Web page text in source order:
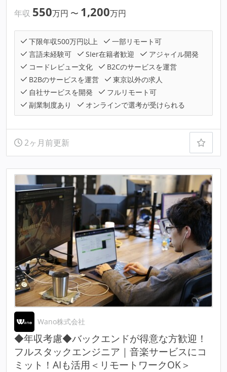
年収 550万円 〜 1,200万円
下限年収500万円以上
一部リモート可
言語未経験可
SIer在籍者歓迎
アジャイル開発
コードレビュー文化
B2Cのサービスを運営
B2Bのサービスを運営
東京以外の求人
自社サービスを開発
フルリモート可
副業制度あり
オンラインで選考が受けられる
2ヶ月前更新
Wano株式会社
◆年収考慮◆バックエンドが得意な方歓迎！
フルスタックエンジニア｜音楽サービスにコ
ミット！AIも活用＜リモートワークOK＞